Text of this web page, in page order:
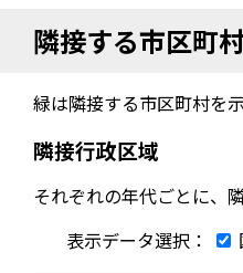
隣接する市区町
緑は隣接する市区町村を
隣接行政区域
それぞれの年代ごとに、
表示データ選択：